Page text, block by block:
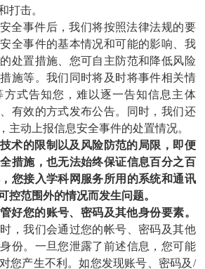
打击。
全事件后，我们将按照法律法规的要
全事件的基本情况和可能的影响、我
处置措施、您可自主防范和降低风险
施等。我们同时将及时将事件相关情
方式告知您，难以逐一告知信息主体
有效的方式发布公告。同时，我们还
主动上报信息安全事件的处置情况。
术的限制以及风险防范的局限，即便
措施，也无法始终保证信息百分之百
您接入学科网 服务所用的系统和通讯
控范围外的情况而发生问题。
好您的账号、密码及其他身份要素。
，我们会通过您的帐号、密码及其他
份。一旦您泄露了前述信息，您可能
您产生不利。如您发现账号、密码及/